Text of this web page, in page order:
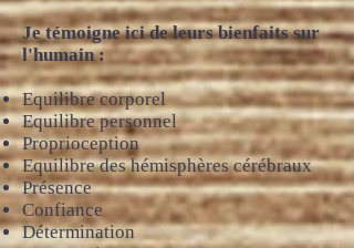
Je témoigne ici de leurs bienfaits sur
l'humain :
Equilibre corporel
Equilibre personnel
Proprioception
Equilibre des hémisphères cérébraux
Présence
Confiance
Détermination